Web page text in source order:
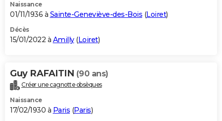
Naissance
01/11/1936 à Sainte-Geneviève-des-Bois (Loiret)
Décès
15/01/2022 à Amilly(Loiret)
Guy RAFAITIN (90 ans)
Créer une cagnotte obsèques
Naissance
17/02/1930 à Paris (Paris)